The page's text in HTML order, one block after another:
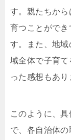
す。親たちから
育つことができ
す。また、地
域全体で子育
った感想もあり
このように、
で、各自治体